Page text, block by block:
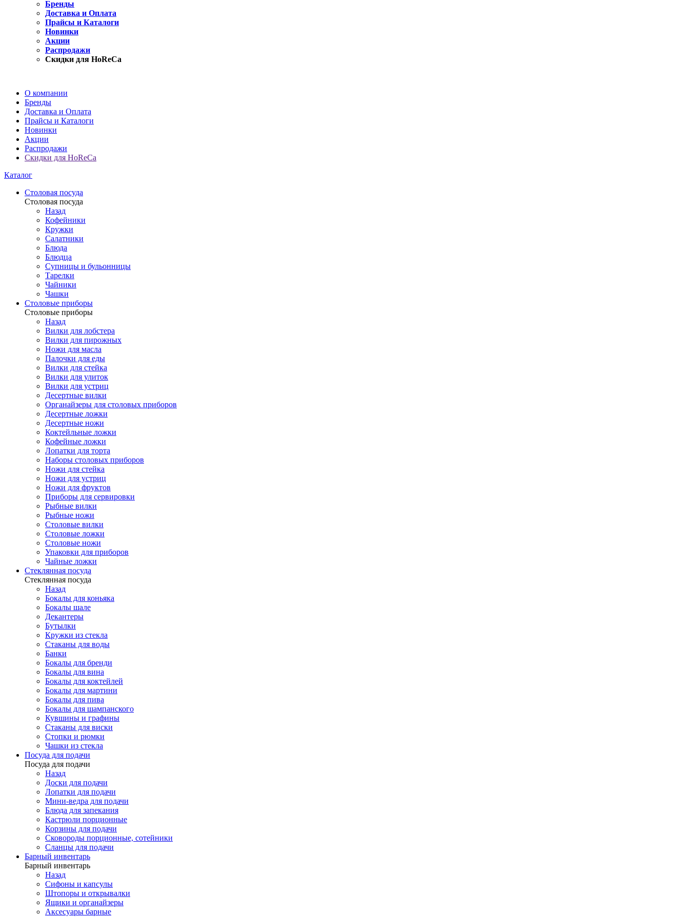
Бренды
Доставка и Оплата
Прайсы и Каталоги
Новинки
Акции
Распродажи
Скидки для HoReCa
О компании
Бренды
Доставка и Оплата
Прайсы и Каталоги
Новинки
Акции
Распродажи
Скидки для HoReCa
Каталог
Столовая посуда
Столовая посуда
Назад
Кофейники
Кружки
Салатники
Блюда
Блюдца
Супницы и бульонницы
Тарелки
Чайники
Чашки
Cтоловые приборы
Cтоловые приборы
Назад
Вилки для лобстера
Вилки для пирожных
Ножи для масла
Палочки для еды
Вилки для стейка
Вилки для улиток
Вилки для устриц
Десертные вилки
Органайзеры для столовых приборов
Десертные ложки
Десертные ножи
Коктейльные ложки
Кофейные ложки
Лопатки для торта
Наборы столовых приборов
Ножи для стейка
Ножи для устриц
Ножи для фруктов
Приборы для сервировки
Рыбные вилки
Рыбные ножи
Столовые вилки
Столовые ложки
Столовые ножи
Упаковки для приборов
Чайные ложки
Стеклянная посуда
Стеклянная посуда
Назад
Бокалы для коньяка
Бокалы шале
Декантеры
Бутылки
Кружки из стекла
Стаканы для воды
Банки
Бокалы для бренди
Бокалы для вина
Бокалы для коктейлей
Бокалы для мартини
Бокалы для пива
Бокалы для шампанского
Кувшины и графины
Стаканы для виски
Стопки и рюмки
Чашки из стекла
Посуда для подачи
Посуда для подачи
Назад
Доски для подачи
Лопатки для подачи
Мини-ведра для подачи
Блюда для запекания
Кастрюли порционные
Корзины для подачи
Сковороды порционные, сотейники
Сланцы для подачи
Барный инвентарь
Барный инвентарь
Назад
Сифоны и капсулы
Штопоры и открывалки
Ящики и органайзеры
Аксесуары барные